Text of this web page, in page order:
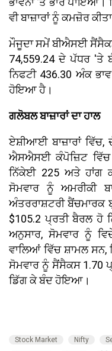
ਵੀ ਬਾਜ਼ਾਰਾਂ ਨੂੰ ਕਮਜ਼ੋਰ
ਮੌਜੂਦਾ ਸਮੇਂ ਬੀਐਸਈ
74,559.24 ਦੇ ਪੱਧਰ
ਨਿਫਟੀ 436.30 ਅੰਕ
ਹੋਇਆ ਹੈ।
ਗਲੋਬਲ ਬਾਜ਼ਾਰਾਂ ਦਾ ਹਾਲ
ਏਸ਼ੀਆਈ ਬਾਜ਼ਾਰਾਂ
ਐਸਐਸਈ ਕੰਪੋਜ਼ਿਟ ਵਿੱਚ
ਨਿੱਕੇਈ 225 ਅਤੇ ਹਾਂਗ
ਸੋਮਵਾਰ ਨੂੰ ਅਮਰੀਕੀ
ਅੰਤਰਰਾਸ਼ਟਰੀ ਬੈਂਚਮਾਰਕ
$105.2 ਪ੍ਰਤੀ ਬੈਰਲ
ਅਨੁਸਾਰ, ਸੋਮਵਾਰ ਨੂੰ
ਵਾਲਿਆਂ ਵਿੱਚ ਸ਼ਾਮਲ ਸਨ,
ਸੋਮਵਾਰ ਨੂੰ ਸੈਂਸੈਕਸ 1.70
ਡਿੱਗ ਕੇ ਬੰਦ ਹੋਇਆ।
Stock Market Nifty